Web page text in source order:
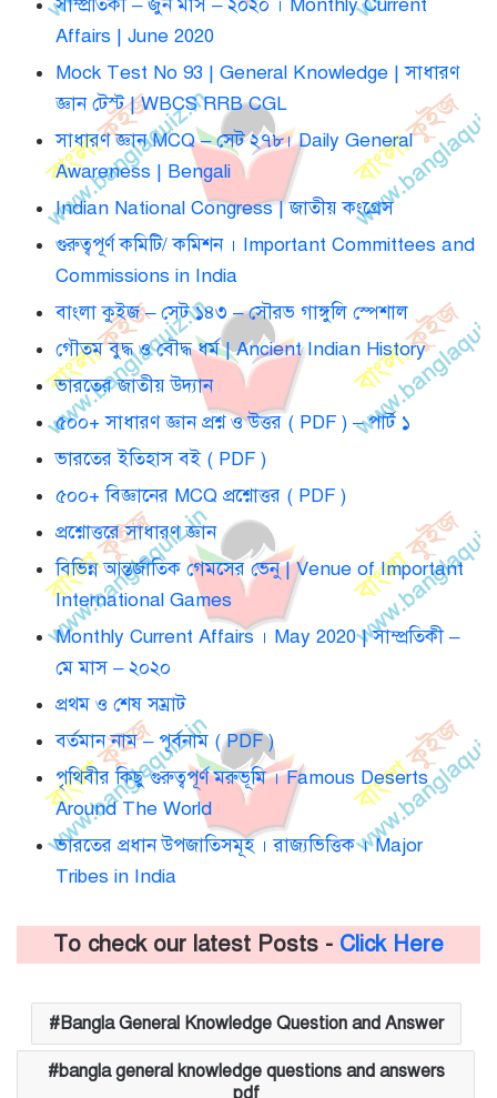
সাম্প্রতিকী – জুন মাস – ২০২০ । Monthly Current
Affairs | June 2020
Mock Test No 93 | General Knowledge | সাধারণ
জ্ঞান টেস্ট | WBCS RRB CGL
সাধারণ জ্ঞান MCQ – সেট ২৭৮। Daily General
Awareness | Bengali
Indian National Congress | জাতীয় কংগ্রেস
গুরুত্বপূর্ণ কমিটি/ কমিশন । Important Committees and
Commissions in India
বাংলা কুইজ – সেট ১৪৩ – সৌরভ গাঙ্গুলি স্পেশাল
গৌতম বুদ্ধ ও বৌদ্ধ ধর্ম | Ancient Indian History
ভারতের জাতীয় উদ্যান
৫০০+ সাধারণ জ্ঞান প্রশ্ন ও উত্তর ( PDF ) – পার্ট ১
ভারতের ইতিহাস বই ( PDF )
৫০০+ বিজ্ঞানের MCQ প্রশ্নোত্তর ( PDF )
প্রশ্নোত্তরে সাধারণ জ্ঞান
বিভিন্ন আন্তর্জাতিক গেমসের ভেনু | Venue of Important
International Games
Monthly Current Affairs । May 2020 | সাম্প্রতিকী –
মে মাস – ২০২০
প্রথম ও শেষ সম্রাট
বর্তমান নাম – পূর্বনাম ( PDF )
পৃথিবীর কিছু গুরুত্বপূর্ণ মরুভূমি । Famous Deserts
Around The World
ভারতের প্রধান উপজাতিসমূহ । রাজ্যভিত্তিক । Major
Tribes in India
To check our latest Posts - Click Here
Bangla General Knowledge Question and Answer
bangla general knowledge questions and answers